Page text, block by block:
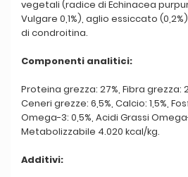
vegetali (radice di Echinacea
Vulgare 0,1%), aglio essiccato
di condroitina.
Componenti analitici:
Proteina grezza: 27%, Fibra grezza:
Ceneri grezze: 6,5%, Calcio: 1,5%,
Omega-3: 0,5%, Acidi Grassi
Metabolizzabile 4.020 kcal/kg.
Additivi: